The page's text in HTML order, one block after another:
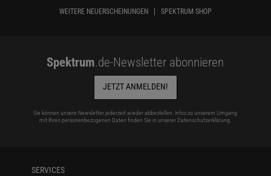
WEITERE NEUERSCHEINUNGEN SPEKTRUM SHOP
Spektrum.de-Newsletter abonnieren
JETZT ANMELDEN!
Sie können unsere Newsletter jederzeit wieder abbestellen. Infos zu unserem Umgang
mit Ihren personenbezogenen Daten finden Sie in unserer Datenschutzerklärung
SERVICES